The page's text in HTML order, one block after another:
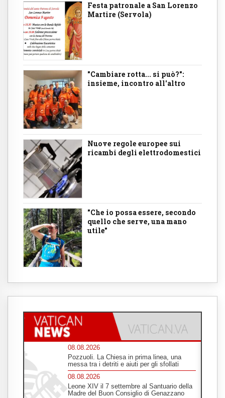
Festa patronale a San Lorenzo
Martire (Servola)
"Cambiare rotta... si può?":
insieme, incontro all'altro
Nuove regole europee sui
ricambi degli elettrodomestici
"Che io possa essere, secondo
quello che serve, una mano
utile"
08.08.2026
Pozzuoli. La Chiesa in prima linea, una
messa tra i detriti e aiuti per gli sfollati
08.08.2026
Leone XIV il 7 settembre al Santuario della
Madre del Buon Consiglio di Genazzano